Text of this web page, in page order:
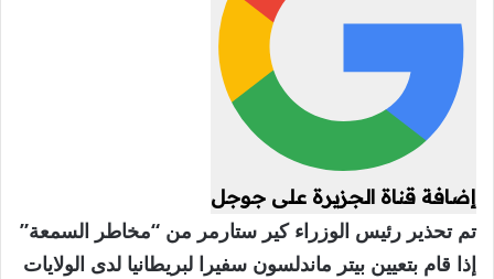
إضافة قناة الجزيرة على جوجل
تم تحذير رئيس الوزراء كير ستارمر من “مخاطر السمعة”
إذا قام بتعيين بيتر ماندلسون سفيرا لبريطانيا لدى الولايات